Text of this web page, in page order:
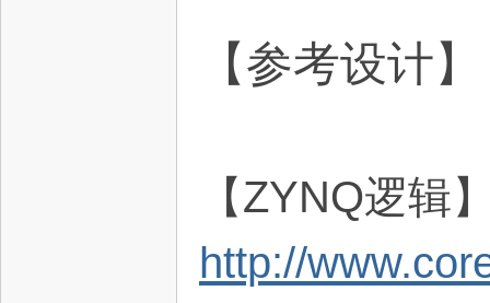
【参考设计】
【ZYNQ逻辑
http://